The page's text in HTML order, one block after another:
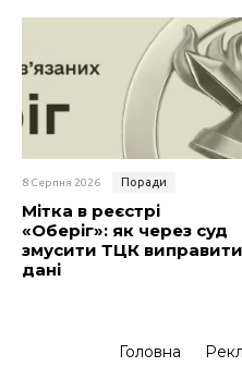
8 Серпня 2026 Поради
Мітка в реєстрі
«Оберіг»: як через суд
змусити ТЦК виправити
дані
Головна